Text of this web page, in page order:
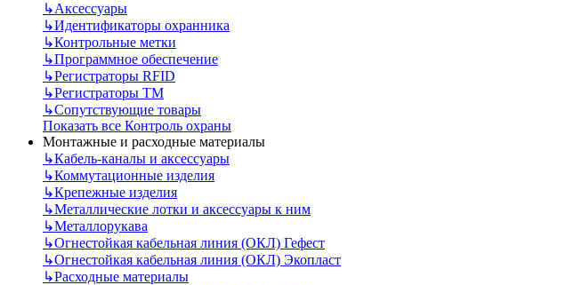
↳Аксессуары
↳Идентификаторы охранника
↳Контрольные метки
↳Программное обеспечение
↳Регистраторы RFID
↳Регистраторы ТМ
↳Сопутствующие товары
Показать все Контроль охраны
Монтажные и расходные материалы
↳Кабель-каналы и аксессуары
↳Коммутационные изделия
↳Крепежные изделия
↳Металлические лотки и аксессуары к ним
↳Металлорукава
↳Огнестойкая кабельная линия (ОКЛ) Гефест
↳Огнестойкая кабельная линия (ОКЛ) Экопласт
↳Расходные материалы